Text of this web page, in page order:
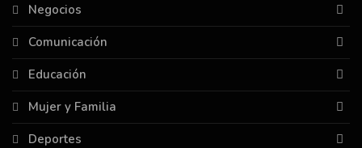
Negocios
Comunicación
Educación
Mujer y Familia
Deportes